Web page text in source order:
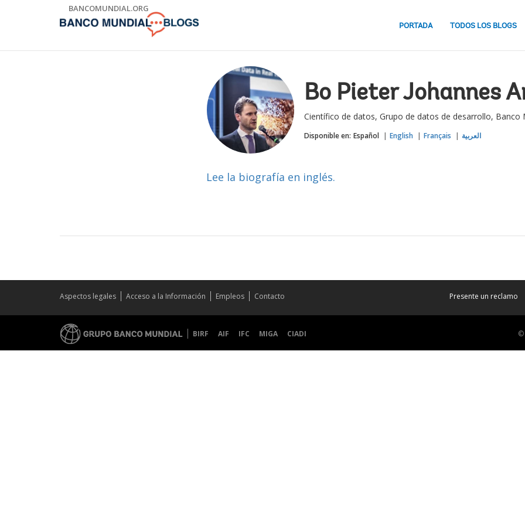
BANCOMUNDIAL.ORG
PORTADA TODOS LOS BLOGS
Bo Pieter Johannes
Científico de datos, Grupo de datos de desarrollo, Banco
Disponible en: Español English Français العربية
Lee la biografía en inglés.
Aspectos legales Acceso a la Información Empleos Contacto Presente un reclamo
BIRF AIF IFC MIGA CIADI ©